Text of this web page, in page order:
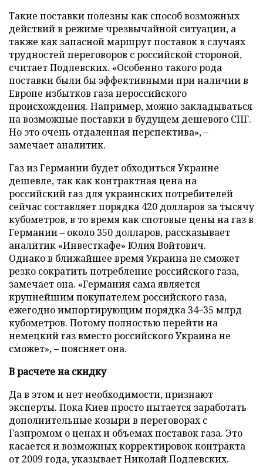
Такие поставки полезны как способ возможных
действий в режиме чрезвычайной ситуации, а
также как запасной маршрут поставок в случаях
трудностей переговоров с российской стороной,
считает Подлевских. «Особенно такого рода
поставки были бы эффективными при наличии в
Европе избытков газа нероссийского
происхождения. Например, можно закладываться
на возможные поставки в будущем дешевого СПГ.
Но это очень отдаленная перспектива», –
замечает аналитик.
Газ из Германии будет обходиться Украине
дешевле, так как контрактная цена на
российский газ для украинских потребителей
сейчас составляет порядка 420 долларов за тысячу
кубометров, в то время как спотовые цены на газ в
Германии – около 350 долларов, рассказывает
аналитик «Инвесткафе» Юлия Войтович.
Однако в ближайшее время Украина не сможет
резко сократить потребление российского газа,
замечает она. «Германия сама является
крупнейшим покупателем российского газа,
ежегодно импортирующим порядка 34–35 млрд
кубометров. Потому полностью перейти на
немецкий газ вместо российского Украина не
сможет», – поясняет она.
В расчете на скидку
Да в этом и нет необходимости, признают
эксперты. Пока Киев просто пытается заработать
дополнительные козыри в переговорах с
Газпромом о ценах и объемах поставок газа. Это
касается и возможных корректировок контракта
от 2009 года, указывает Николай Подлевских.